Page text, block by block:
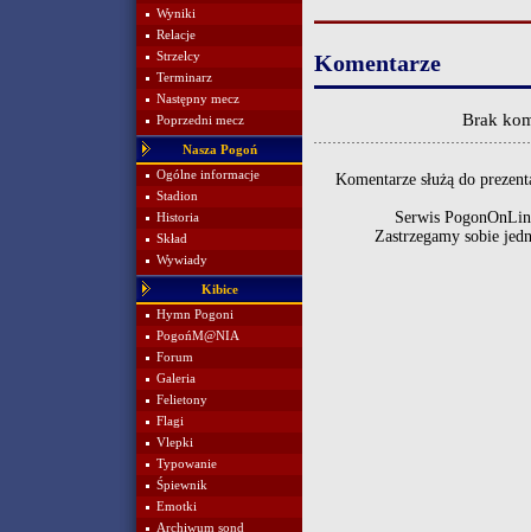
Wyniki
Relacje
Strzelcy
Terminarz
Następny mecz
Poprzedni mecz
Nasza Pogoń
Ogólne informacje
Stadion
Historia
Skład
Wywiady
Kibice
Hymn Pogoni
PogońM@NIA
Forum
Galeria
Felietony
Flagi
Vlepki
Typowanie
Śpiewnik
Emotki
Archiwum sond
Komentarze
Brak
Komentarze służą do
Serwis
Zastrzegamy sobie